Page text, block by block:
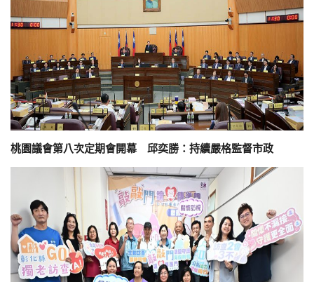
桃園議會第八次定期會開幕 邱奕勝：持續嚴格監督市政